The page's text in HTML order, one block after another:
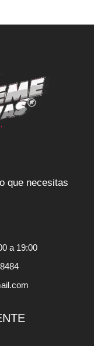
que necesitas
a 19:00